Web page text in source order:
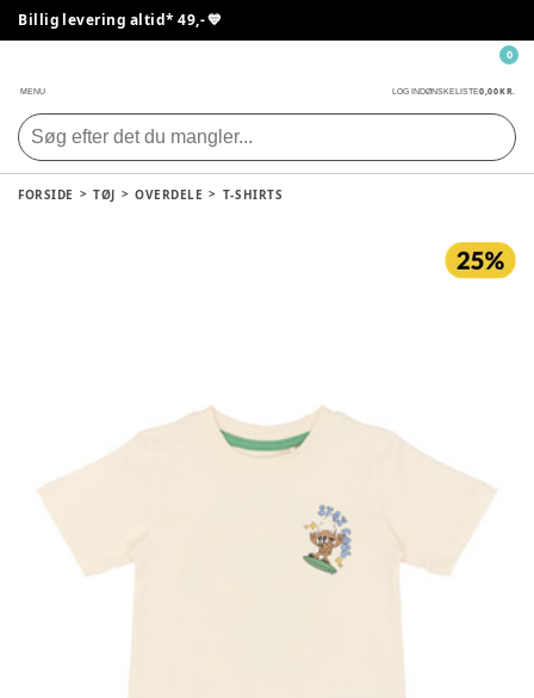
Billig levering altid* 49,- 💙
MENU LOG INDØNSKELISTE0,00 KR.
0
FORSIDE TØJ OVERDELE T-SHIRTS